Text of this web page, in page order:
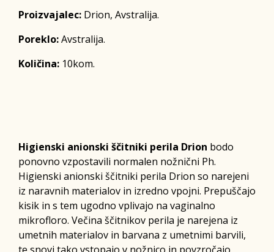
Proizvajalec: Drion, Avstralija.
Poreklo:Avstralija.
Količina: 10kom.
Higienski anionski ščitniki perila Drion bodo
ponovno vzpostavili normalen nožnični Ph.
Higienski anionski ščitniki perila Drion so narejeni
iz naravnih materialov in izredno vpojni. Prepuščajo
kisik in s tem ugodno vplivajo na vaginalno
mikrofloro. Večina ščitnikov perila je narejena iz
umetnih materialov in barvana z umetnimi barvili,